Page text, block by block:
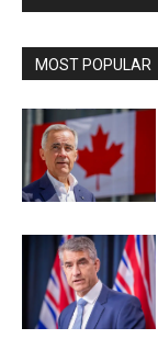
MOST POPULAR